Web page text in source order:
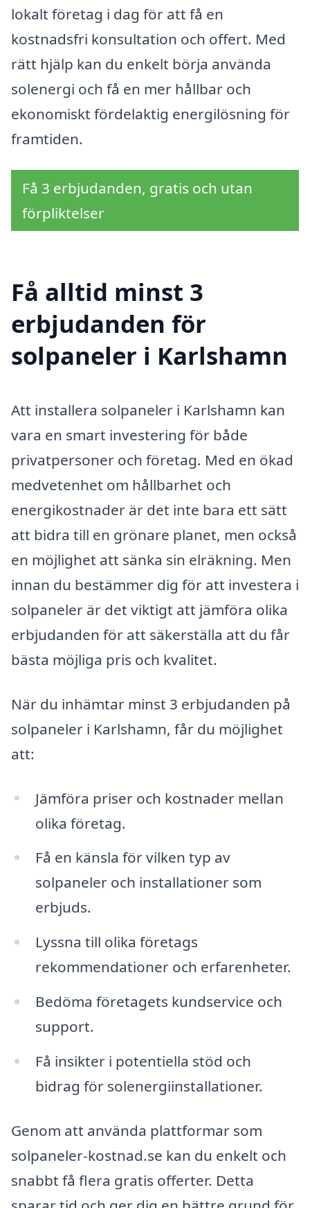
lokalt företag i dag för att få en
kostnadsfri konsultation och offert. Med
rätt hjälp kan du enkelt börja använda
solenergi och få en mer hållbar och
ekonomiskt fördelaktig energilösning för
framtiden.
Få 3 erbjudanden, gratis och utan
förpliktelser
Få alltid minst 3
erbjudanden för
solpaneler i Karlshamn
Att installera solpaneler i Karlshamn kan
vara en smart investering för både
privatpersoner och företag. Med en ökad
medvetenhet om hållbarhet och
energikostnader är det inte bara ett sätt
att bidra till en grönare planet, men också
en möjlighet att sänka sin elräkning. Men
innan du bestämmer dig för att investera i
solpaneler är det viktigt att jämföra olika
erbjudanden för att säkerställa att du får
bästa möjliga pris och kvalitet.
När du inhämtar minst 3 erbjudanden på
solpaneler i Karlshamn, får du möjlighet
att:
Jämföra priser och kostnader mellan
olika företag.
Få en känsla för vilken typ av
solpaneler och installationer som
erbjuds.
Lyssna till olika företags
rekommendationer och erfarenheter.
Bedöma företagets kundservice och
support.
Få insikter i potentiella stöd och
bidrag för solenergiinstallationer.
Genom att använda plattformar som
solpaneler-kostnad.se kan du enkelt och
snabbt få flera gratis offerter. Detta